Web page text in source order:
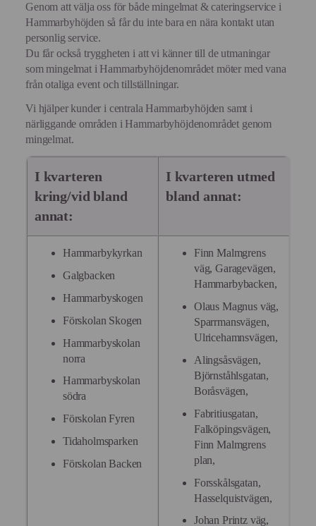
Genom att välja oss för både mingelmat & cateringservice i
Hammarbyhöjden så får du inte bara en nära kontakt utan
personlig service.
Du får också tryggheten i att vi känner till de utmaningar
som mingelmat i Hammarbyhöjdenområdet möter med vana
från otaliga event och tillställningar.
Vi hjälper kunder i centrala Hammarbyhöjden samt i
närliggande områden i Hammarbyhöjdenområdet genom
mingelmat.
I kvarteren
kring/vid bland
annat:
I kvarteren utmed
bland annat:
Hammarbykyrkan
Galgbacken
Hammarbyskogen
Förskolan Skogen
Hammarbyskolan
norra
Hammarbyskolan
södra
Förskolan Fyren
Tidaholmsparken
Förskolan Backen
Finn Malmgrens
väg, Garagevägen,
Hammarbybacken,
Olaus Magnus väg,
Sparrmansvägen,
Ulricehamnsvägen,
Alingsåsvägen,
Björnståhlsgatan,
Boråsvägen,
Fabritiusgatan,
Falköpingsvägen,
Finn Malmgrens
plan,
Forsskålsgatan,
Hasselquistvägen,
Johan Printz väg,